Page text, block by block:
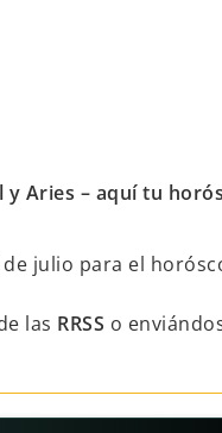
Aries – aquí tu
julio para el
las RRSS o